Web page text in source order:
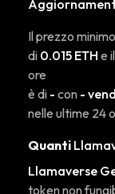
Il prezzo
di 0.015 ETH e
ore
è di - con -
nelle ultime 24
Quanti
Llamaverse
token non